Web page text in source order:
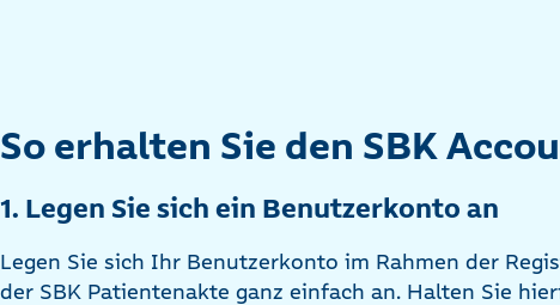
So erhalten Sie den SBK
1. Legen Sie sich ein Benutzerkonto an
Legen Sie sich Ihr Benutzerkonto im Rahmen der
der SBK Patientenakte ganz einfach an. Halten Sie